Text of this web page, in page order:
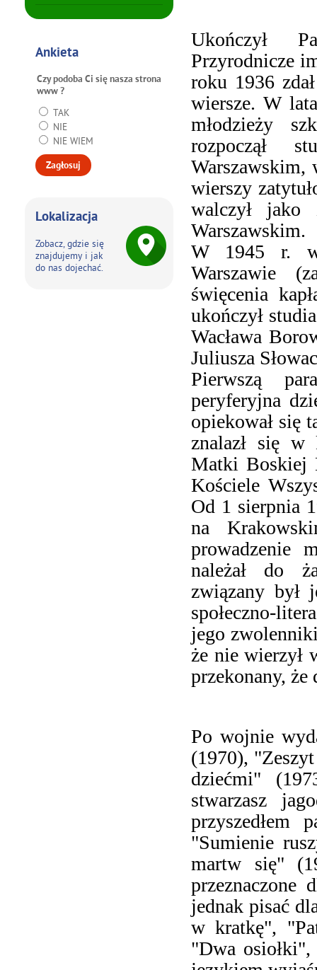
Ankieta
Czy podoba Ci się nasza strona
www ?
TAK
NIE
NIE WIEM
Lokalizacja
Zobacz, gdzie się
znajdujemy i jak
do nas dojechać.
Ukończył
Przyrodnicze
roku 1936
wiersze. W
młodzieży
rozpoczął
wierszy
walczył jako
Warszawskim.
W 1945 r.
Warszawie
święcenia
ukończył
Wacława
Juliusza
Pierwszą
peryferyjna
opiekował się
znalazł się
Matki Boskiej
Kościele
Od 1 sierpnia
na
prowadzenie
należał do
związany był
społeczno-
jego
że nie wierzył
przekonany,
Po wojnie
(1970),
dziećmi"
stwarzasz
przyszedłem
"Sumienie
martw się"
przeznaczone
jednak pisać
w kratkę",
"Dwa